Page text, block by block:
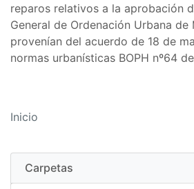
reparos relativos a la aprobación
General de Ordenación Urbana de
provenían del acuerdo de 18 de
normas urbanísticas BOPH nº64
Inicio
Carpetas